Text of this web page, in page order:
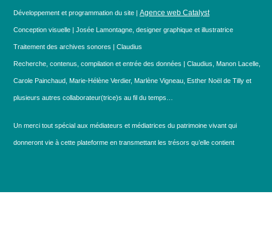
Développement et programmation du site | Agence web Catalyst
Conception visuelle | Josée Lamontagne, designer graphique et illustratrice
Traitement des archives sonores | Claudius
Recherche, contenus, compilation et entrée des données | Claudius, Manon Lacelle,
Carole Painchaud, Marie-Hélène Verdier, Marlène Vigneau, Esther Noël de Tilly et
plusieurs autres collaborateur(trice)s au fil du temps…
Un merci tout spécial aux médiateurs et médiatrices du patrimoine vivant qui
donneront vie à cette plateforme en transmettant les trésors qu’elle contient